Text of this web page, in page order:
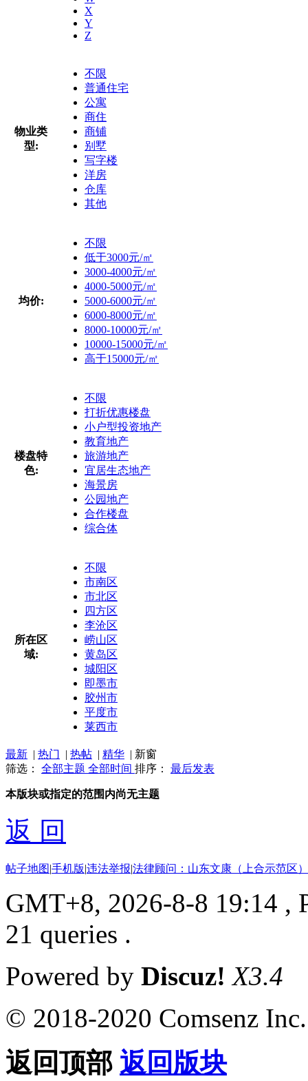
X
Y
Z
物业类
型:
不限
普通住宅
公寓
商住
商铺
别墅
写字楼
洋房
仓库
其他
均价:
不限
低于3000元/㎡
3000-4000元/㎡
4000-5000元/㎡
5000-6000元/㎡
6000-8000元/㎡
8000-10000元/㎡
10000-15000元/㎡
高于15000元/㎡
楼盘特
色:
不限
打折优惠楼盘
小户型投资地产
教育地产
旅游地产
宜居生态地产
海景房
公园地产
合作楼盘
综合体
所在区
域:
不限
市南区
市北区
四方区
李沧区
崂山区
黄岛区
城阳区
即墨市
胶州市
平度市
莱西市
最新 | 热门 | 热帖 | 精华 | 新窗
筛选： 全部主题 全部时间 排序： 最后发表
本版块或指定的范围内尚无主题
返 回
帖子地图|手机版|违法举报|法律顾问：山东文康（上合示范区
GMT+8, 2026-8-8 19:14 ,
21 queries .
Powered by Discuz! X3.4
© 2018-2020 Comsenz Inc.
返回顶部 返回版块